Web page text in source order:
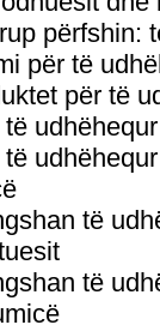
përfshin:
për të
për të
të
të
të